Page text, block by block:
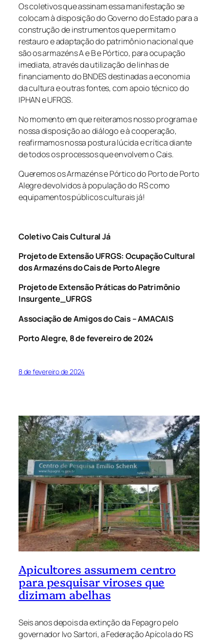
Os coletivos que assinam essa manifestação se
colocam à disposição do Governo do Estado para a
construção de instrumentos que permitam o
restauro e adaptação do patrimônio nacional que
são os armazéns A e B e Pórtico, para ocupação
imediata, através da utilização de linhas de
financiamento do BNDES destinadas a economia
da cultura e outras fontes, com apoio técnico do
IPHAN e UFRGS.
No momento em que reiteramos nosso programa e
nossa disposição ao diálogo e à cooperação,
reafirmamos nossa postura lúcida e crítica diante
de todos os processos que envolvem o Cais.
Queremos os Armazéns e Pórtico do Porto de Porto
Alegre devolvidos à população do RS como
equipamentos públicos culturais já!
Coletivo Cais Cultural Já
Projeto de Extensão UFRGS: Ocupação Cultural
dos Armazéns do Cais de Porto Alegre
Projeto de Extensão Práticas do Patrimônio
Insurgente_UFRGS
Associação de Amigos do Cais – AMACAIS
Porto Alegre, 8 de fevereiro de 2024
8 de fevereiro de 2024
Apicultores assumem centro
para pesquisar viroses que
dizimam abelhas
Seis anos depois da extinção da Fepagro pelo
governador Ivo Sartori, a Federação Apícola do RS